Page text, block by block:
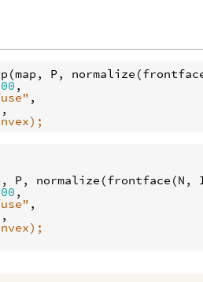
(map , P, normalize (
, P, normalize (frontface (N ,